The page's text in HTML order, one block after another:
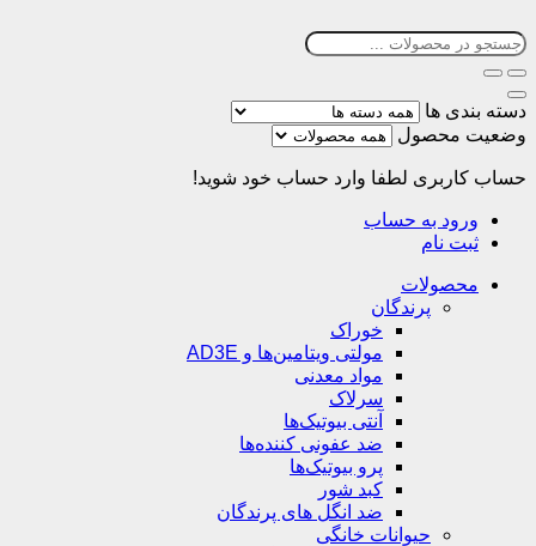
دسته بندی ها
وضعیت محصول
حساب کاربری لطفا وارد حساب خود شوید!
ورود به حساب
ثبت نام
محصولات
پرندگان
خوراک
مولتی ویتامین‌ها و AD3E
مواد معدنی
سرلاک
آنتی بیوتیک‌ها
ضد عفونی کننده‌ها
پرو بیوتیک‌ها
کبد شور
ضد انگل های پرندگان
حیوانات خانگی